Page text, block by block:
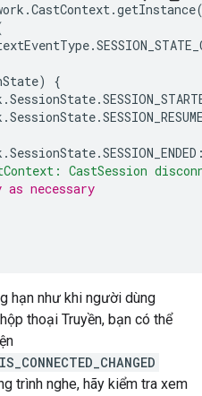
.CastContext.getInstance
.
)
{
.SessionState.
.SessionState.
.SessionState.SESSION_ENDED
CastSession
necessary
hạn như khi người dùng
thoại Truyền, bạn có thể
trình nghe, hãy kiểm tra xem